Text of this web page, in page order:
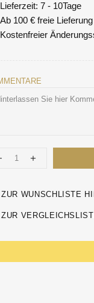
Lieferzeit: 7 - 10Tage
Ab 100 € freie
Kostenfreier
ZUR WUNSCHLISTE
ZUR